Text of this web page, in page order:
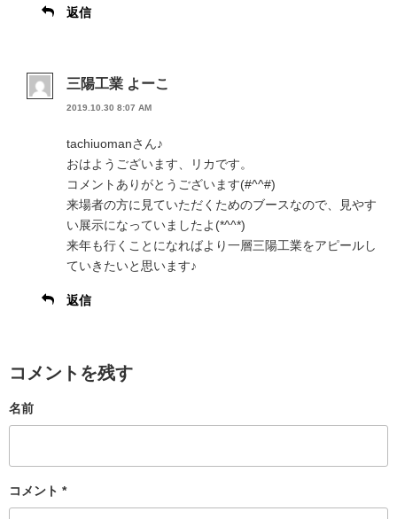
返信
三陽工業 よーこ
2019.10.30 8:07 AM
tachiuomanさん♪
おはようございます、リカです。
コメントありがとうございます(#^^#)
来場者の方に見ていただくためのブースなので、見やす
い展示になっていましたよ(*^^*)
来年も行くことになればより一層三陽工業をアピールし
ていきたいと思います♪
返信
コメントを残す
コメント *
名前